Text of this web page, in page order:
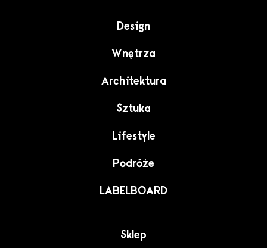
Design
Wnętrza
Architektura
Sztuka
Lifestyle
Podróże
LABELBOARD
Sklep